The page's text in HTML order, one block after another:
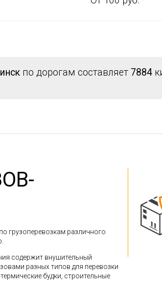
по дорогам составляет 7884
грузоперевозкам различного
содержит внушительный
разных типов для перевозки
будки, строительные